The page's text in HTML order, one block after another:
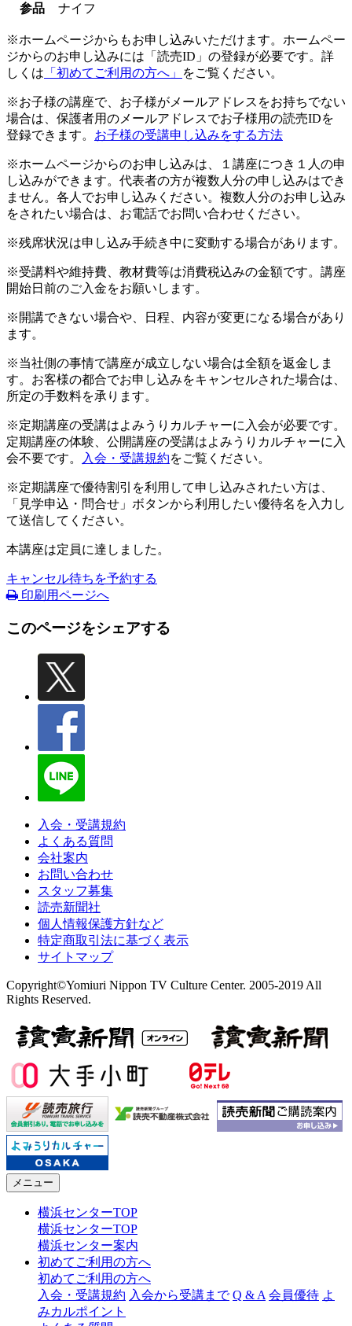
参品
ナイフ
※ホームページからもお申し込みいただけます。ホームペー
ジからのお申し込みには「読売ID」の登録が必要です。詳
しくは 「初めてご利用の方へ」 をご覧ください。
※お子様の講座で、お子様がメールアドレスをお持ちでない
場合は、保護者用のメールアドレスでお子様用の読売IDを
登録できます。 お子様の受講申し込みをする方法
※ホームページからのお申し込みは、１講座につき１人の申
し込みができます。代表者の方が複数人分の申し込みはでき
ません。各人でお申し込みください。複数人分のお申し込み
をされたい場合は、お電話でお問い合わせください。
※残席状況は申し込み手続き中に変動する場合があります。
※受講料や維持費、教材費等は消費税込みの金額です。講座
開始日前のご入金をお願いします。
※開講できない場合や、日程、内容が変更になる場合があり
ます。
※当社側の事情で講座が成立しない場合は全額を返金しま
す。お客様の都合でお申し込みをキャンセルされた場合は、
所定の手数料を承ります。
※定期講座の受講はよみうりカルチャーに入会が必要です。
定期講座の体験、公開講座の受講はよみうりカルチャーに入
会不要です。
入会・受講規約をご覧ください。
※定期講座で優待割引を利用して申し込みされたい方は、
「見学申込・問合せ」ボタンから利用したい優待名を入力し
て送信してください。
本講座は定員に達しました。
キャンセル待ちを予約する
印刷用ページへ
このページをシェアする
入会・受講規約
よくある質問
会社案内
お問い合わせ
スタッフ募集
読売新聞社
個人情報保護方針など
特定商取引法に基づく表示
サイトマップ
Copyright©Yomiuri Nippon TV Culture Center. 2005-2019 All
Rights Reserved.
メニュー
横浜センターTOP
横浜センターTOP
横浜センター案内
初めてご利用の方へ
初めてご利用の方へ
入会・受講規約 入会から受講まで Q & A 会員優待 よ
みカルポイント